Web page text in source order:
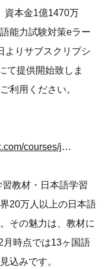
資本金1億1470万
能力試験対策eラー
よりサブスクリプシ
て提供開始致しま
利用ください。
https://attain-onlinejapanese.thinkific.com/courses/jlptn5-spanish
教材・日本語学習
20万人以上の日本語
その魅力は、教材に
時点では13ヶ国語
込みです。